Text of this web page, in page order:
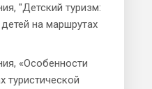
"Детский туризм:
на маршрутах
«Особенности
туристической